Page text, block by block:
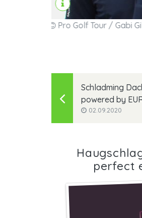
Pro Golf Tour / Gabi
Schladming
powered by
02.09.2020
perfect